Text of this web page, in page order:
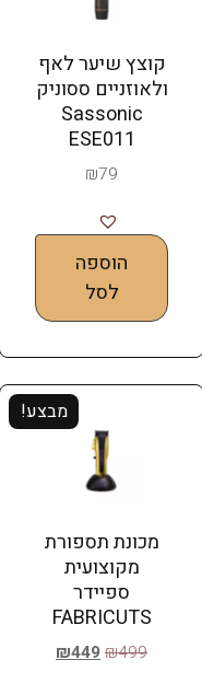
קוצץ שיער לאף
ולאוזניים ססוניק
Sassonic
ESE011
₪79
הוספה
לסל
מבצע!
מכונת תספורת
מקוצועית
ספיידר
FABRICUTS
₪499
₪449